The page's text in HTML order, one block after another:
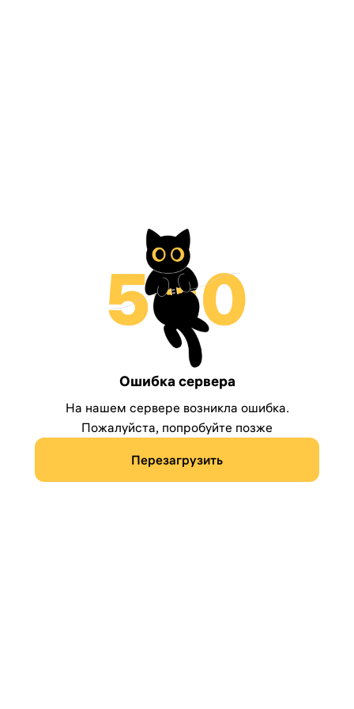
Ошибка сервера
На нашем сервере возникла ошибка.
Пожалуйста, попробуйте позже
Перезагрузить